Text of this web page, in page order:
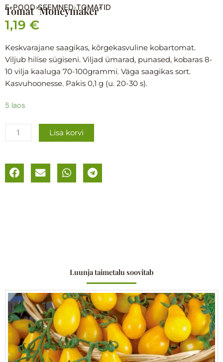
E-POOD›SEEMNED›TOMATID
Tomat ´Moneymaker´
1,19 €
Keskvarajane saagikas, kõrgekasvuline kobartomat.
Viljub hilise sügiseni. Viljad ümarad, punased, kobaras 8-
10 vilja kaaluga 70-100grammi. Väga saagikas sort.
Kasvuhoonesse. Pakis 0,1 g (u. 20-30 s).
5 laos
Tomat
kogus
Lisa korvi
Luunja taimetalu soovitab